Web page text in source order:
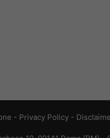
- Privacy Policy -